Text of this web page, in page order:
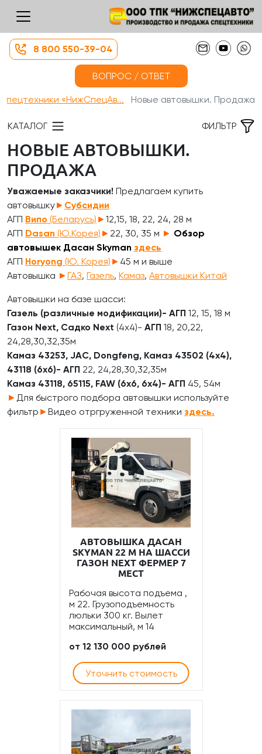
8 800 550-39-04
ВОПРОС / ОТВЕТ
«НижСпецАв... Новые автовышки. Продажа
КАТАЛОГ ФИЛЬТР
НОВЫЕ АВТОВЫШКИ.
ПРОДАЖА
Уважаемые заказчики! Предлагаем купить
автовышку► Субсидии
АГП Випо (Беларусь) ►12,15, 18, 22, 24, 28 м
АГП Dasan (Ю.Корея) ► 22, 30, 35 м ► Обзор
автовышек Дасан Skyman здесь
АГП Horyong (Ю. Корея) ► 45 м и выше
Автовышка ►ГАЗ, Газель, Камаз, Автовышки Китай
Автовышки на базе шасси:
Газель (различные модификации)- АГП 12, 15, 18 м
Газон Next, Садко Next (4х4)- АГП 18, 20,22,
24,28,30,32,35м
Камаз 43253, JAC, Dongfeng, Камаз 43502 (4х4),
43118 (6х6)- АГП 22, 24,28,30,32,35м
Камаз 43118, 65115, FAW (6х6, 6х4)- АГП 45, 54м
►Для быстрого подбора автовышки используйте
фильтр ►Видео отргруженной техники здесь.
АВТОВЫШКА ДАСАН
SKYMAN 22 М НА ШАССИ
ГАЗОН NEXT ФЕРМЕР 7
МЕСТ
Рабочая высота подъема ,
м 22. Грузоподъемность
люльки 300 кг. Вылет
максимальный, м 14
от 12 130 000 рублей
Уточнить стоимость